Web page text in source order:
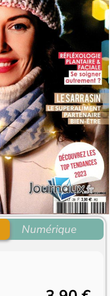
Numérique